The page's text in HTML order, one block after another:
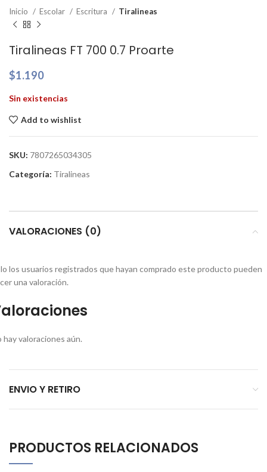
Inicio Escolar Escritura Tiralineas
Tiralineas FT 700 0.7 Proarte
$1.190
Sin existencias
Add to wishlist
SKU: 7807265034305
Categoría: Tiralineas
VALORACIONES (0)
hay valoraciones aún.
los usuarios registrados que hayan comprado este producto pueden
una valoración.
ENVIO Y RETIRO
PRODUCTOS RELACIONADOS